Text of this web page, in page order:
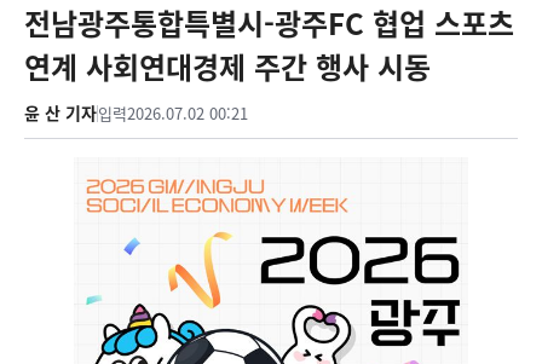
전남광주통합특별시-광주FC 협업 스포츠
연계 사회연대경제 주간 행사 시동
윤 산 기자입력2026.07.02 00:21